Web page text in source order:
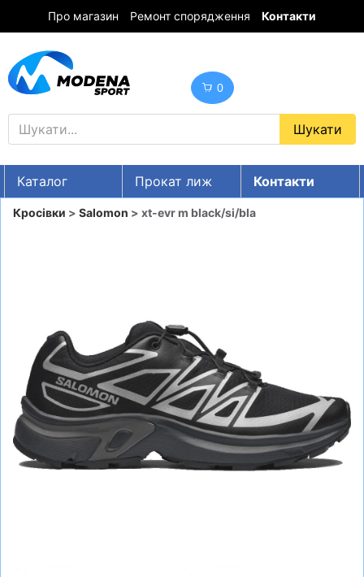
Про магазин Ремонт спорядження Контакти
0
Каталог Прокат лиж
Контакти
UA RU EN
ВЗУТТЯ
СУМКИ
ШОЛОМИ, ЗАХИСТ, ОКУЛЯРИ
БІГ, ФІТНЕС, М'ЯЧІ
ВЕЛОСИПЕДИ
Кросівки > Salomon > xt-evr m black/si/bla